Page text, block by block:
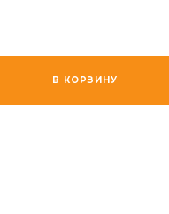
В КОРЗИНУ